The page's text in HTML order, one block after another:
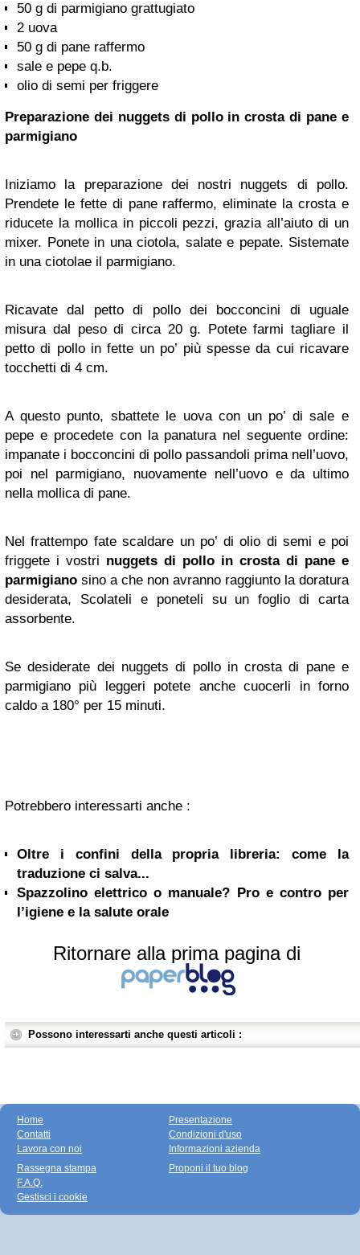
50 g di parmigiano grattugiato
2 uova
50 g di pane raffermo
sale e pepe q.b.
olio di semi per friggere
Preparazione dei nuggets di pollo in crosta di pane e
parmigiano
Iniziamo la preparazione dei nostri nuggets di pollo.
Prendete le fette di pane raffermo, eliminate la crosta e
riducete la mollica in piccoli pezzi, grazia all’aiuto di un
mixer. Ponete in una ciotola, salate e pepate. Sistemate
in una ciotolae il parmigiano.
Ricavate dal petto di pollo dei bocconcini di uguale
misura dal peso di circa 20 g. Potete farmi tagliare il
petto di pollo in fette un po’ più spesse da cui ricavare
tocchetti di 4 cm.
A questo punto, sbattete le uova con un po’ di sale e
pepe e procedete con la panatura nel seguente ordine:
impanate i bocconcini di pollo passandoli prima nell’uovo,
poi nel parmigiano, nuovamente nell’uovo e da ultimo
nella mollica di pane.
Nel frattempo fate scaldare un po’ di olio di semi e poi
friggete i vostri nuggets di pollo in crosta di pane e
parmigiano sino a che non avranno raggiunto la doratura
desiderata, Scolateli e poneteli su un foglio di carta
assorbente.
Se desiderate dei nuggets di pollo in crosta di pane e
parmigiano più leggeri potete anche cuocerli in forno
caldo a 180° per 15 minuti.
Potrebbero interessarti anche :
Oltre i confini della propria libreria: come la
traduzione ci salva...
Spazzolino elettrico o manuale? Pro e contro per
l’igiene e la salute orale
Ritornare alla prima pagina di
Possono interessarti anche questi articoli :
Home
Contatti
Lavora con noi
Presentazione
Condizioni d'uso
Informazioni azienda
Rassegna stampa
F.A.Q.
Gestisci i cookie
Proponi il tuo blog